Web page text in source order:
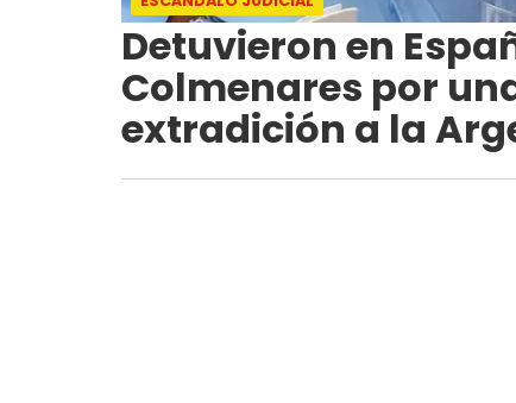
Detuvieron en
Colmenares por
extradición a la